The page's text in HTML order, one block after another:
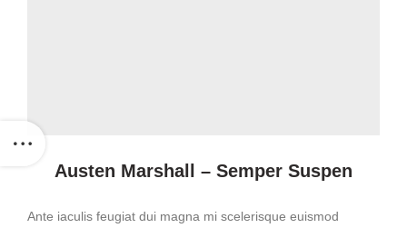
Austen Marshall – Semper Suspen
Ante iaculis feugiat dui magna mi scelerisque euismod